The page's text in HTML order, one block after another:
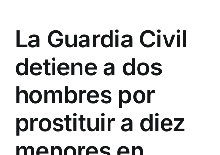
La Guardia Civil
detiene a dos
hombres por
prostituir a diez